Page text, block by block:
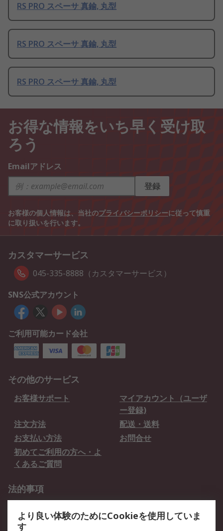
RS PRO スペーサ 真鍮, 丸型
RS PRO スペーサ 真鍮, 丸型
RS PRO スペーサ 真鍮, 丸型
お得な情報をいち早く受け取
ろう
Emailアドレス
登録
お客様の個人情報は、当社のプライバシーポリシーに従って慎重
に取り扱いを行います。
カスタマーサービス
045-335-8888（カスタマーサービス）
SNS公式アカウント
ご利用可能カード会社
その他のサービス
お客様サポート
マイアカウント（ユーザ
ー登録)
注文方法
配送・送料
お支払い方法
お問合せ
初めてご利用の方へ・よ
くあるご質問
法的事項
クッキーポリシー
より良い体験のためにCookieを使用していま
す